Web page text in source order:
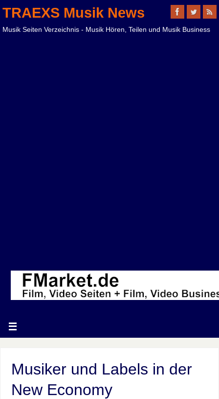
TRAEXS Musik News
Musik Seiten Verzeichnis - Musik Hören, Teilen und Musik Business
Musiker und Labels in der
New Economy